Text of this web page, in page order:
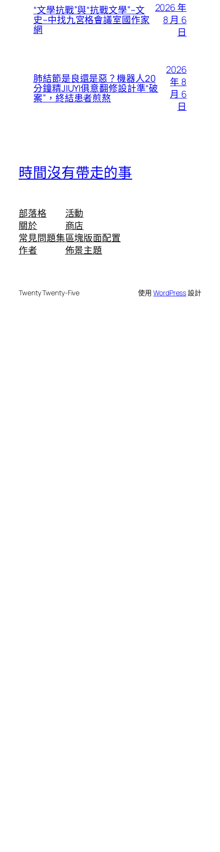
“文學抗戰”與“抗戰文學”–文
史–中找九宮格會議室國作家
網
2026 年
8 月 6
日
肺結節是良還是惡？機器人20
分鐘精JIUYI俱意翻修設計準“破
案”，終結患者煎熬
2026
年 8
月 6
日
時間沒有帶走的事
部落格
關於
常見問題集
作者
活動
商店
區塊版面配置
佈景主題
Twenty Twenty-Five 使用WordPress設計